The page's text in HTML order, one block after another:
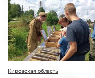
Кировская область